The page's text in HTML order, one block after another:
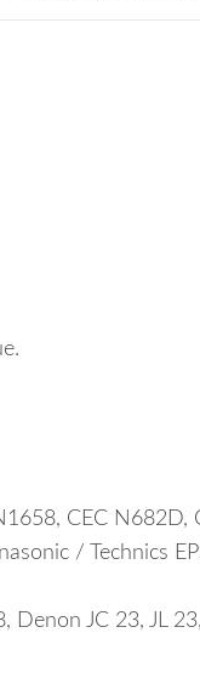
CEC
/ Technics
Denon JC 23, JL